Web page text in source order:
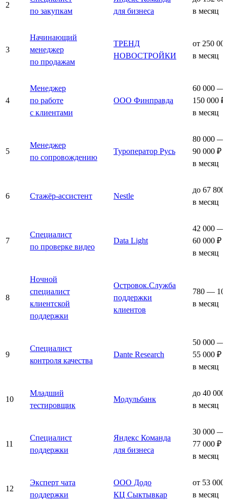
2
по закупкам
для бизнеса
в месяц
3
Начинающий
менеджер
по продажам
ТРЕНД
НОВОСТРОЙКИ
от 250
в месяц
4
Менеджер
по работе
с клиентами
ООО Финправда
60 000 —
150 000 ₽
в месяц
5
Менеджер
по сопровождению
Туроператор Русь
80 000 —
90 000 ₽
в месяц
6 Стажёр-ассистент Nestle
до 67 800
в месяц
7
Специалист
по проверке видео
Data Light
42 000 —
60 000 ₽
в месяц
8
Ночной
специалист
клиентской
поддержки
Островок.Служба
поддержки
клиентов
780 —
в месяц
9
Специалист
контроля качества
Dante Research
50 000 —
55 000 ₽
в месяц
10
Младший
тестировщик
Модульбанк
до 40 000
в месяц
11
Специалист
поддержки
Яндекс Команда
для бизнеса
30 000 —
77 000 ₽
в месяц
12
Эксперт чата
поддержки
ООО Додо
КЦ Сыктывкар
от 53 000
в месяц